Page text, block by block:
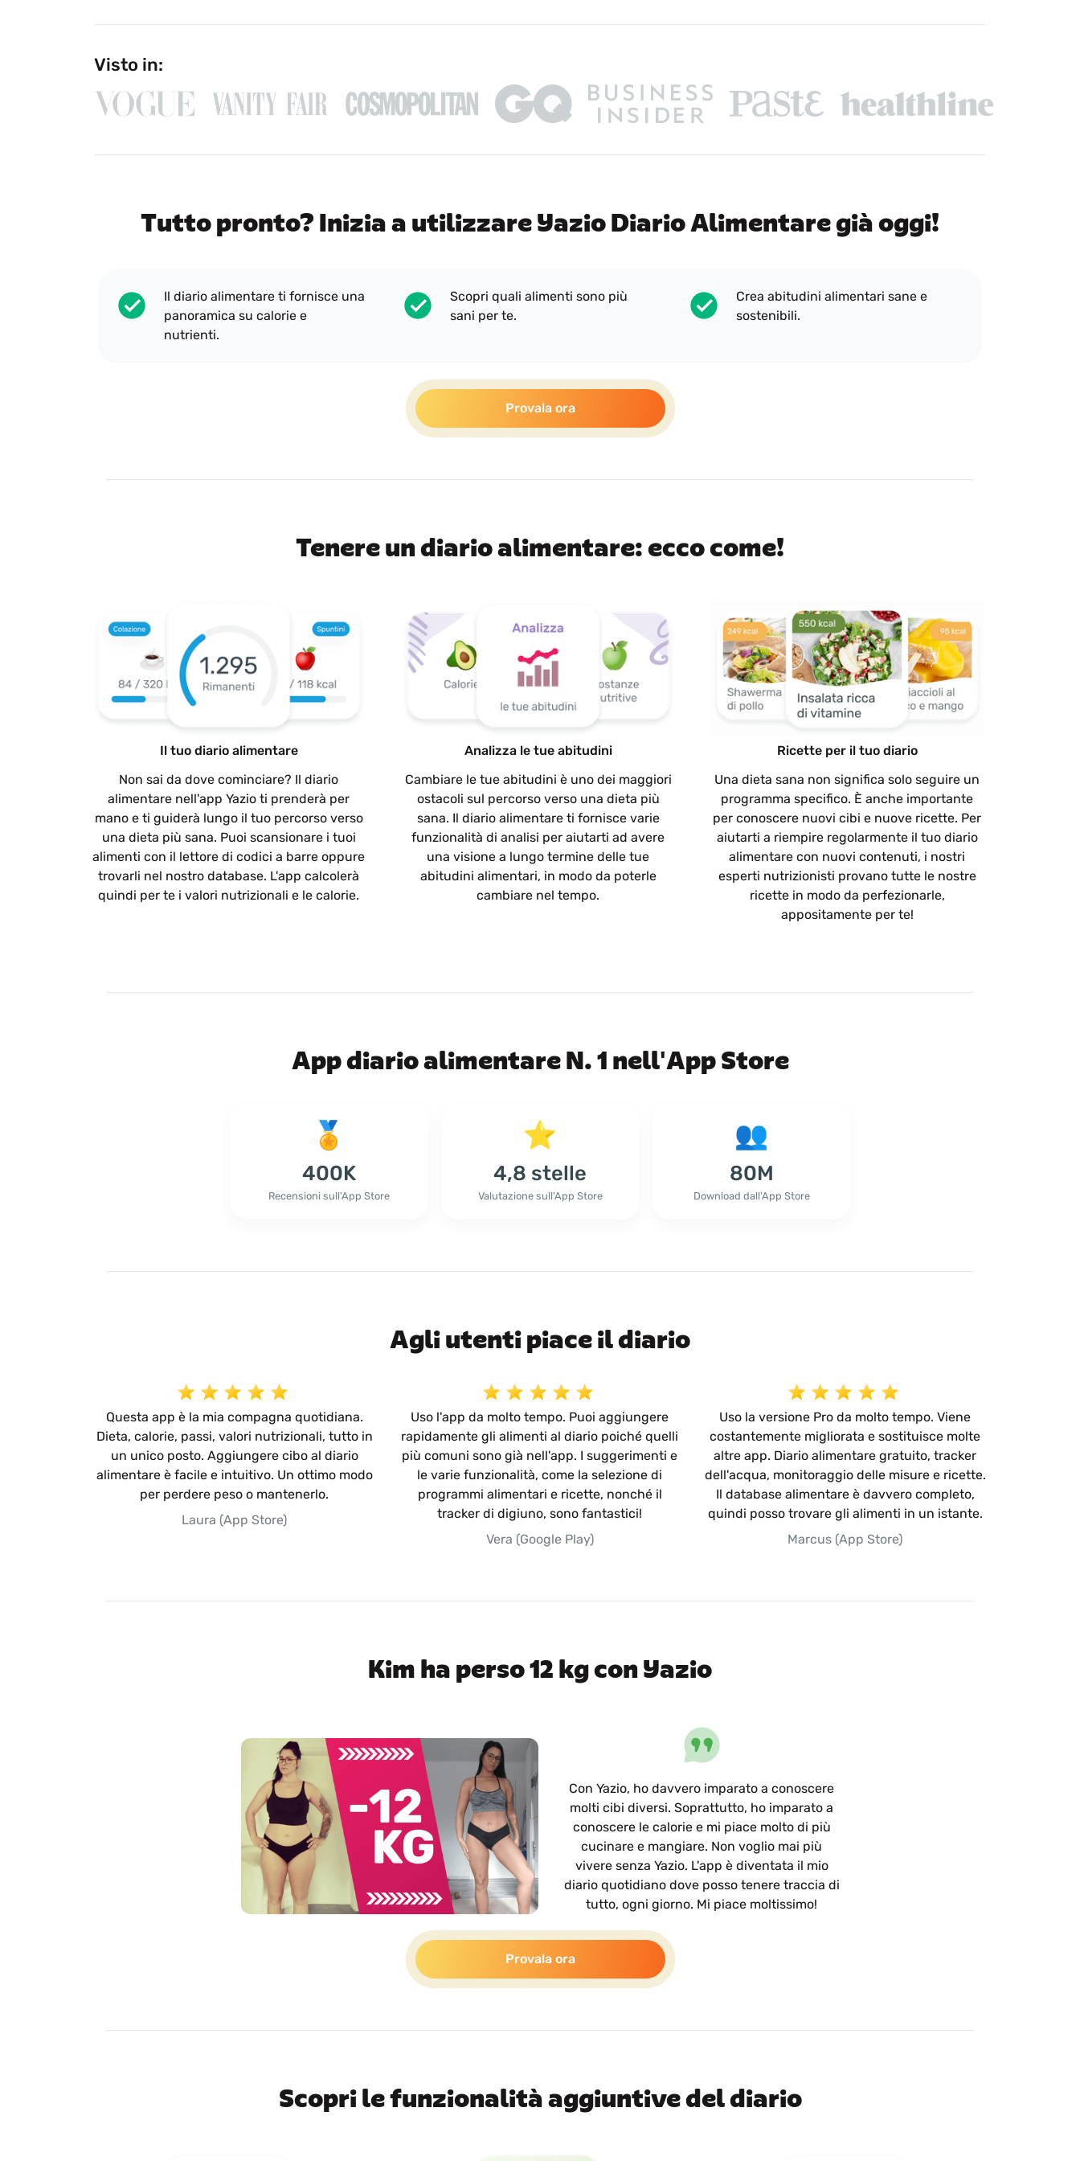
Visto in:
Tutto pronto? Inizia a utilizzare Yazio Diario Alimentare già oggi!
Il diario alimentare ti fornisce una
panoramica su calorie e
nutrienti.
Scopri quali alimenti sono più
sani per te.
Crea abitudini alimentari sane e
sostenibili.
Provala ora
Tenere un diario alimentare: ecco come!
Il tuo diario alimentare
Non sai da dove cominciare? Il diario
alimentare nell'app Yazio ti prenderà per
mano e ti guiderà lungo il tuo percorso verso
una dieta più sana. Puoi scansionare i tuoi
alimenti con il lettore di codici a barre oppure
trovarli nel nostro database. L'app calcolerà
quindi per te i valori nutrizionali e le calorie.
Analizza le tue abitudini
Cambiare le tue abitudini è uno dei maggiori
ostacoli sul percorso verso una dieta più
sana. Il diario alimentare ti fornisce varie
funzionalità di analisi per aiutarti ad avere
una visione a lungo termine delle tue
abitudini alimentari, in modo da poterle
cambiare nel tempo.
Ricette per il tuo diario
Una dieta sana non significa solo seguire un
programma specifico. È anche importante
per conoscere nuovi cibi e nuove ricette. Per
aiutarti a riempire regolarmente il tuo diario
alimentare con nuovi contenuti, i nostri
esperti nutrizionisti provano tutte le nostre
ricette in modo da perfezionarle,
appositamente per te!
App diario alimentare N. 1 nell'App Store
400K
Recensioni sull'App Store
4,8 stelle
Valutazione sull'App Store
80M
Download dall'App Store
Agli utenti piace il diario
Questa app è la mia compagna quotidiana.
Dieta, calorie, passi, valori nutrizionali, tutto in
un unico posto. Aggiungere cibo al diario
alimentare è facile e intuitivo. Un ottimo modo
per perdere peso o mantenerlo.
Laura (App Store)
Uso l'app da molto tempo. Puoi aggiungere
rapidamente gli alimenti al diario poiché quelli
più comuni sono già nell'app. I suggerimenti e
le varie funzionalità, come la selezione di
programmi alimentari e ricette, nonché il
tracker di digiuno, sono fantastici!
Vera (Google Play)
Uso la versione Pro da molto tempo. Viene
costantemente migliorata e sostituisce molte
altre app. Diario alimentare gratuito, tracker
dell'acqua, monitoraggio delle misure e ricette.
Il database alimentare è davvero completo,
quindi posso trovare gli alimenti in un istante.
Marcus (App Store)
Kim ha perso 12 kg con Yazio
Con Yazio, ho davvero imparato a conoscere
molti cibi diversi. Soprattutto, ho imparato a
conoscere le calorie e mi piace molto di più
cucinare e mangiare. Non voglio mai più
vivere senza Yazio. L'app è diventata il mio
diario quotidiano dove posso tenere traccia di
tutto, ogni giorno. Mi piace moltissimo!
Provala ora
Scopri le funzionalità aggiuntive del diario